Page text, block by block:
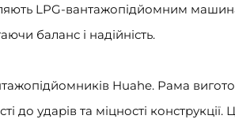
LPG-вантажопідйомним
баланс і надійність.
Huahe. Рама
до ударів та міцності конструкції.